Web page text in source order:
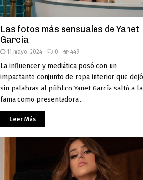
Las fotos más sensuales de Yanet
García
11 mayo, 2024 0 449
La influencer y mediática posó con un
impactante conjunto de ropa interior que dejó
sin palabras al público Yanet García saltó a la
fama como presentadora...
Leer Más